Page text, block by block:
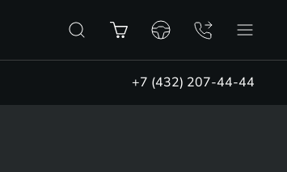
+7 (432) 207-44-44